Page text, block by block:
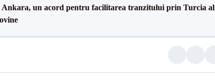
Ankara, un acord pentru facilitarea tranzitului prin Turcia al